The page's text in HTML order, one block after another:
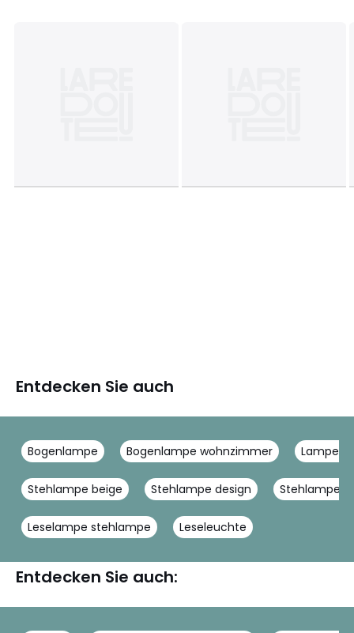
Entdecken Sie auch
Bogenlampe Bogenlampe wohnzimmer Lampe
Stehlampe beige Stehlampe design Stehlampe
Leselampe stehlampe Leseleuchte
Entdecken Sie auch: